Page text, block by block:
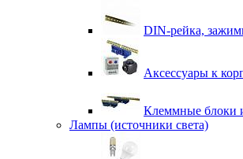
DIN-рейка,
Аксессуары к
Клеммные блоки
Лампы (источники света)